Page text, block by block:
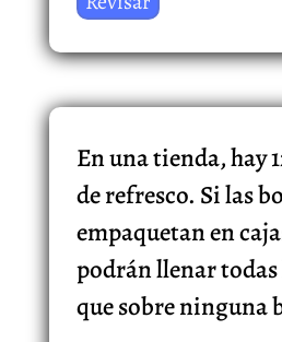
En una tienda, hay
de refresco. Si las
empaquetan en
podrán llenar todas
que sobre ninguna